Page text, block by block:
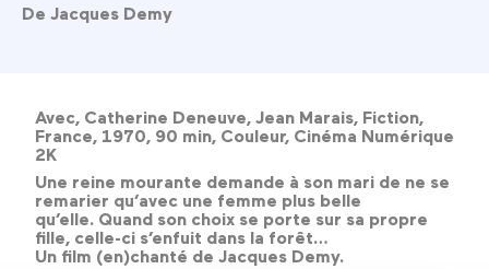
De Jacques Demy
Avec, Catherine Deneuve, Jean Marais, Fiction,
France, 1970, 90 min, Couleur, Cinéma Numérique
2K
Une reine mourante demande à son mari de ne se
remarier qu’avec une femme plus belle
qu’elle. Quand son choix se porte sur sa propre
fille, celle-ci s’enfuit dans la forêt…
Un film (en)chanté de Jacques Demy.